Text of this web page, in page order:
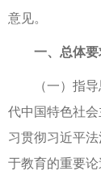
意见。
一、总体要
（一）指
代中国特色社
习贯彻习近平
于教育的重要